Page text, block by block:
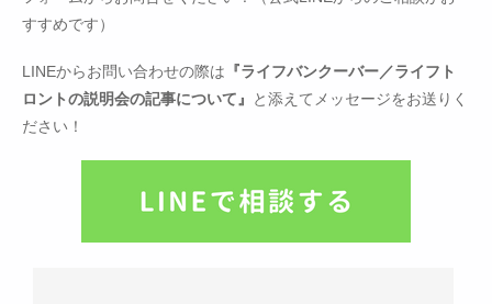
すすめです）
LINEからお問い合わせの際は 『ライフバンクーバー／ライフト
ロントの説明会の記事について』
と添えてメッセージをお送りく
ださい！